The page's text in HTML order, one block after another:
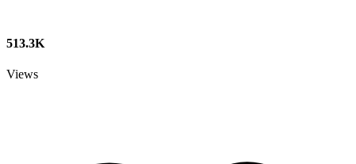
513.3K
Views